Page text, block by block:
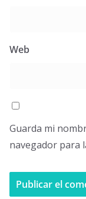
Web
Guarda mi
navegador para